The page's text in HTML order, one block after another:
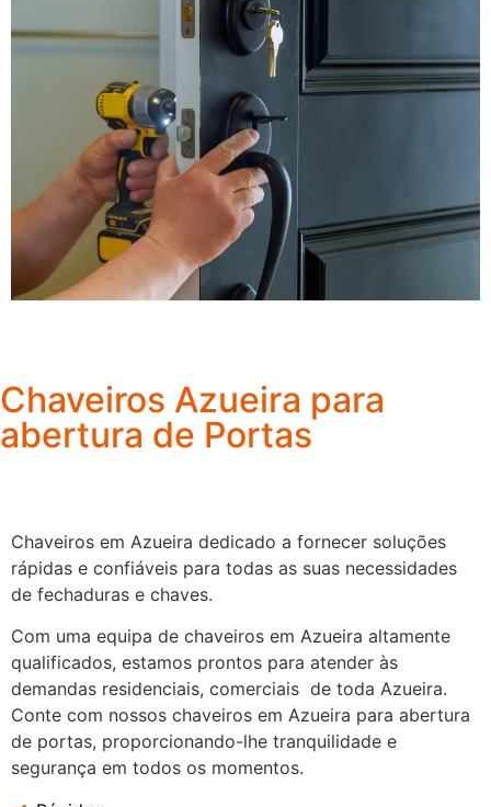
Chaveiros Azueira para
abertura de Portas
Chaveiros em Azueira dedicado a fornecer soluções
rápidas e confiáveis para todas as suas necessidades
de fechaduras e chaves.
Com uma equipa de chaveiros em Azueira altamente
qualificados, estamos prontos para atender às
demandas residenciais, comerciais de toda Azueira.
Conte com nossos chaveiros em Azueira para abertura
de portas, proporcionando-lhe tranquilidade e
segurança em todos os momentos.